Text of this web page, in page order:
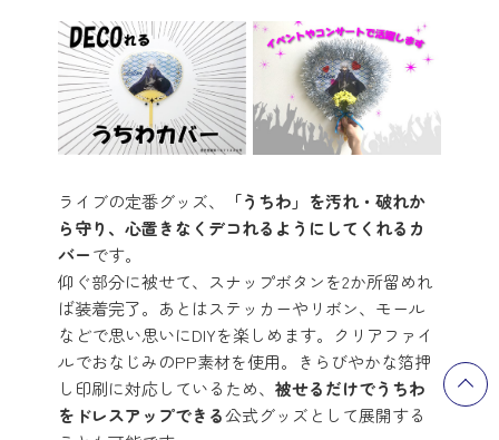
ライブの定番グッズ、
「うちわ」を汚れ・破れか
ら守り、心置きなくデコれるようにしてくれるカ
バーです。
仰ぐ部分に被せて、スナップボタンを2か所留めれ
ば装着完了。あとはステッカーやリボン、モール
などで思い思いにDIYを楽しめます。クリアファイ
ルでおなじみのPP素材を使用。きらびやかな箔押
し印刷に対応しているため、 被せるだけでうちわ
をドレスアップできる公式グッズとして展開する